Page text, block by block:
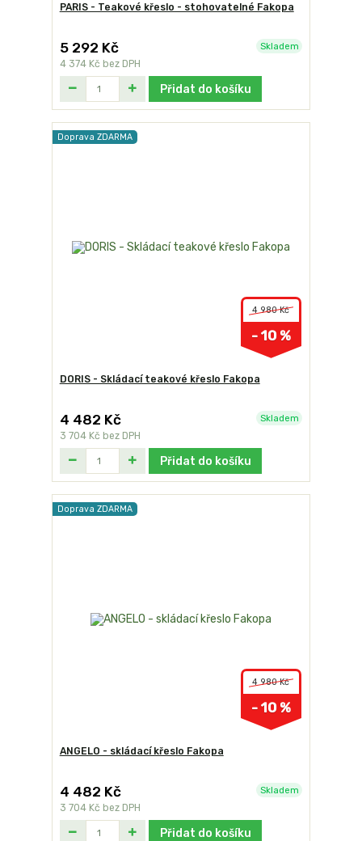
PARIS - Teakové křeslo - stohovatelné Fakopa
5 292 Kč
4 374 Kč bez DPH
Skladem
Přidat do košíku
Doprava ZDARMA
4 980 Kč
- 10 %
DORIS - Skládací teakové křeslo Fakopa
4 482 Kč
3 704 Kč bez DPH
Skladem
Přidat do košíku
Doprava ZDARMA
4 980 Kč
- 10 %
ANGELO - skládací křeslo Fakopa
4 482 Kč
3 704 Kč bez DPH
Skladem
Přidat do košíku